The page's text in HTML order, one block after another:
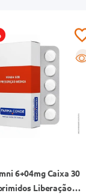
R
6+04mg Caixa 30
Liberação